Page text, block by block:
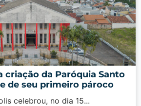
criação da Paróquia Santo
de seu primeiro pároco
celebrou, no dia 15...